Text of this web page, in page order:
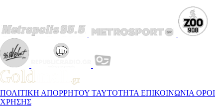
ΠΟΛΙΤΙΚΗ ΑΠΟΡΡΗΤΟΥ ΤΑΥΤΟΤΗΤΑΕΠΙΚΟΙΝΩΝΙΑΟΡΟΙ
ΧΡΗΣΗΣ